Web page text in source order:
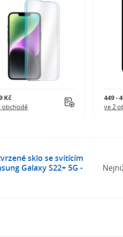
Kč
obchodě
449 -
ve 2
sklo se svítícím
Galaxy S22+ 5G -